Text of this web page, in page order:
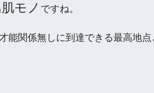
モノ ですね。
能関係無しに到達できる最高地